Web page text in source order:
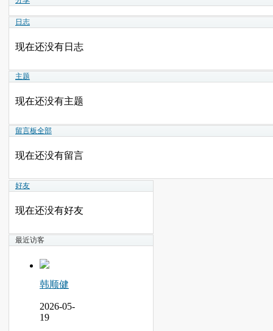
日志
现在还没有日志
主题
现在还没有主题
留言板全部
现在还没有留言
好友
现在还没有好友
最近访客
韩顺健
2026-05-
19